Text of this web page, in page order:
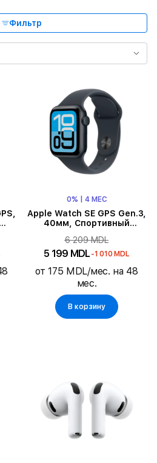
Фильтр
0% | 4 МЕС
Apple Watch SE GPS Gen.3,
40мм, Спортивный
S/M, Тёмная ночь
6 209 MDL
5 199 MDL -1 010 MDL
от 175 MDL/мес. на 48
мес.
В корзину